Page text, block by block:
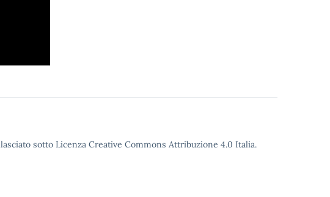
sotto Licenza Creative Commons Attribuzione 4.0 Italia.